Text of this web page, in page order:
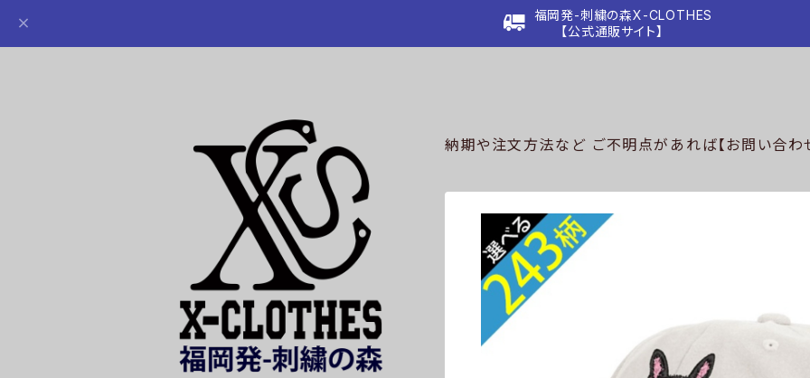
福岡発-刺繍の森X-CLOTHES
【公式通販サイト】
納期や注文方法など ご不明点があれば【お問い合わ